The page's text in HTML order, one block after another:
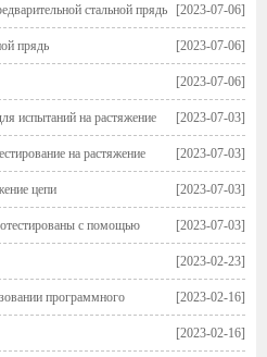
[2023-07-06]
стальной прядь
[2023-07-06]
прядь
[2023-07-06]
[2023-07-03]
испытаний на растяжение
[2023-07-03]
на растяжение
[2023-07-03]
цепи
[2023-07-03]
с помощью
растяжение [2023-02-23]
[2023-02-16]
программного
Machine [2023-02-16]